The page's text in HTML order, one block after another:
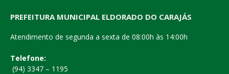
PREFEITURA MUNICIPAL ELDORADO DO CARAJÁS
Atendimento de segunda a sexta de 08:00h às 14:00h
Telefone:
(94) 3347 – 1195